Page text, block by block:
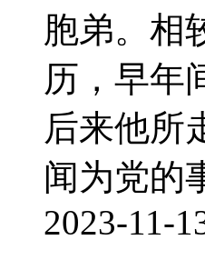
胞弟。相
历，早年
后来他所
闻为党的
2023-11-